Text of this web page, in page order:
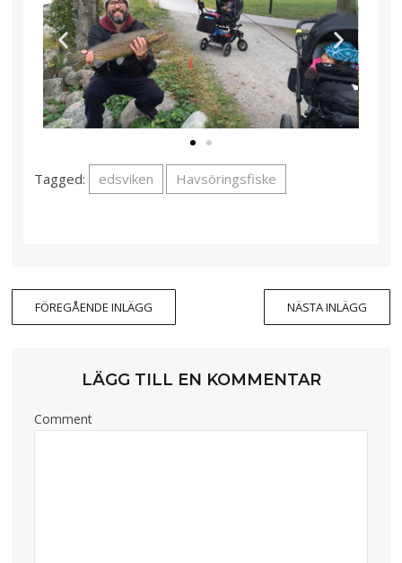
Tagged: edsviken Havsöringsfiske
FÖREGÅENDE INLÄGG NÄSTA INLÄGG
LÄGG TILL EN KOMMENTAR
Comment